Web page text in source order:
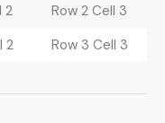
2
Row 2 Cell 3
2 Row 3 Cell 3